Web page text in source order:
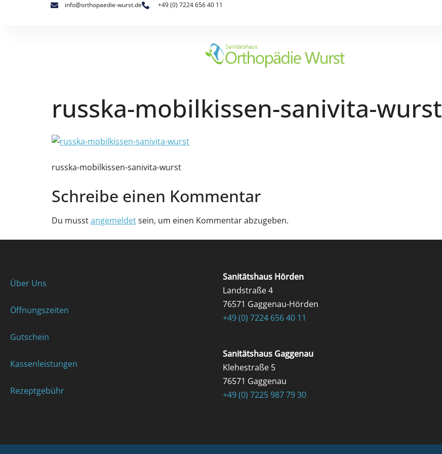
info@orthopaedie-wurst.de +49 (0) 7224 656 40 11
russka-mobilkissen-sanivita-wurst
russka-mobilkissen-sanivita-wurst
Schreibe einen Kommentar
Du musstangemeldetsein, um einen Kommentar abzugeben.
Über Uns
Öffnungszeiten
Gutschein
Kassenleistungen
Rezeptgebühr
Sanitätshaus Hörden
Landstraße 4
76571 Gaggenau-Hörden
+49 (0) 7224 656 40 11
Sanitätshaus Gaggenau
Klehestraße 5
76571 Gaggenau
+49 (0) 7225 987 79 30